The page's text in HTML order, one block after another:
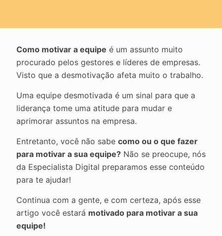
Como motivar a equipe é um assunto muito
procurado pelos gestores e líderes de empresas.
Visto que a desmotivação afeta muito o trabalho.
Uma equipe desmotivada é um sinal para que a
liderança tome uma atitude para mudar e
aprimorar assuntos na empresa.
Entretanto, você não sabe como ou o que fazer
para motivar a sua equipe? Não se preocupe, nós
da Especialista Digital preparamos esse conteúdo
para te ajudar!
Continua com a gente, e com certeza, após esse
artigo você estará motivado para motivar a sua
equipe!